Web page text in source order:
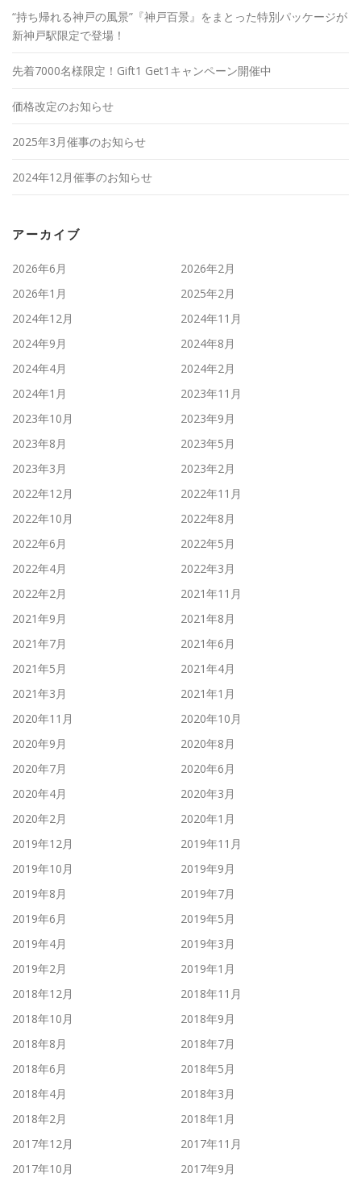
“持ち帰れる神戸の風景”『神戸百景』をまとった特別パッケージが
新神戸駅限定で登場！
先着7000名様限定！Gift1 Get1キャンペーン開催中
価格改定のお知らせ
2025年3月催事のお知らせ
2024年12月催事のお知らせ
アーカイブ
2026年6月
2026年2月
2026年1月
2025年2月
2024年12月
2024年11月
2024年9月
2024年8月
2024年4月
2024年2月
2024年1月
2023年11月
2023年10月
2023年9月
2023年8月
2023年5月
2023年3月
2023年2月
2022年12月
2022年11月
2022年10月
2022年8月
2022年6月
2022年5月
2022年4月
2022年3月
2022年2月
2021年11月
2021年9月
2021年8月
2021年7月
2021年6月
2021年5月
2021年4月
2021年3月
2021年1月
2020年11月
2020年10月
2020年9月
2020年8月
2020年7月
2020年6月
2020年4月
2020年3月
2020年2月
2020年1月
2019年12月
2019年11月
2019年10月
2019年9月
2019年8月
2019年7月
2019年6月
2019年5月
2019年4月
2019年3月
2019年2月
2019年1月
2018年12月
2018年11月
2018年10月
2018年9月
2018年8月
2018年7月
2018年6月
2018年5月
2018年4月
2018年3月
2018年2月
2018年1月
2017年12月
2017年11月
2017年10月
2017年9月